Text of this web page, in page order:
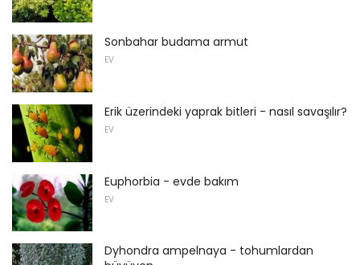
Sonbahar budama armut
EV
Erik üzerindeki yaprak bitleri - nasıl savaşılır?
EV
Euphorbia - evde bakım
EV
Dyhondra ampelnaya - tohumlardan